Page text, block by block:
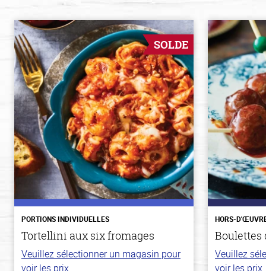
SOLDE
PORTIONS INDIVIDUELLES
Tortellini aux six fromages
Veuillez sélectionner un magasin pour
voir les prix.
HORS-
Boulettes
Veuillez
voir les prix.